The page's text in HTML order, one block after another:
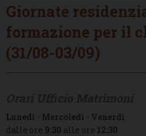
Giornate
formazione per il
(31/08-03/09)
Lunedì - Mercoledì - Venerdì
dalle ore 9:30 alle ore 12:30